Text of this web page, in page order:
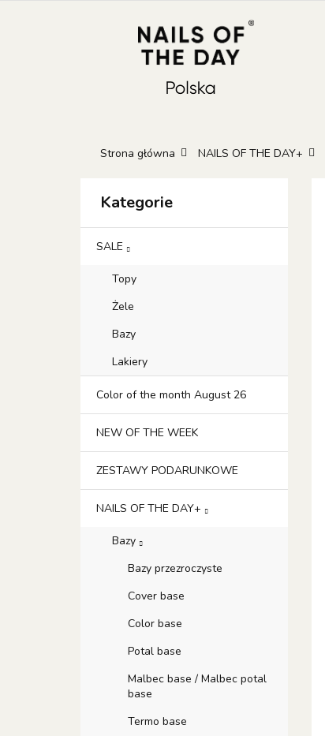
KATEGORIE
Strona główna NAILS OF THE DAY+
Kategorie
SALE
Topy
Żele
Bazy
Lakiery
Color of the month August 26
NEW OF THE WEEK
ZESTAWY PODARUNKOWE
NAILS OF THE DAY+
Bazy
Bazy przezroczyste
Cover base
Color base
Potal base
Malbec base / Malbec potal
base
Termo base